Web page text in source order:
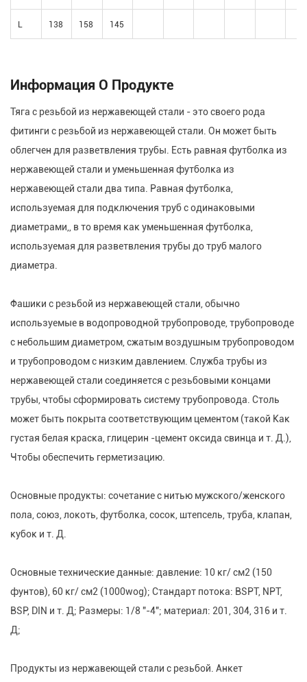
L 138 158 145
Информация О Продукте
Тяга с резьбой из нержавеющей стали - это своего рода
фитинги с резьбой из нержавеющей стали. Он может быть
облегчен для разветвления трубы. Есть равная футболка из
нержавеющей стали и уменьшенная футболка из
нержавеющей стали два типа. Равная футболка,
используемая для подключения труб с одинаковыми
диаметрами,, в то время как уменьшенная футболка,
используемая для разветвления трубы до труб малого
диаметра.
Фашики с резьбой из нержавеющей стали, обычно
используемые в водопроводной трубопроводе, трубопроводе
с небольшим диаметром, сжатым воздушным трубопроводом
и трубопроводом с низким давлением. Служба трубы из
нержавеющей стали соединяется с резьбовыми концами
трубы, чтобы сформировать систему трубопровода. Столь
может быть покрыта соответствующим цементом (такой Как
густая белая краска, глицерин -цемент оксида свинца и т. Д.),
Чтобы обеспечить герметизацию.
Основные продукты: сочетание с нитью мужского/женского
пола, союз, локоть, футболка, сосок, штепсель, труба, клапан,
кубок и т. Д.
Основные технические данные: давление: 10 кг/ см2 (150
фунтов), 60 кг/ см2 (1000wog); Стандарт потока: BSPT, NPT,
BSP, DIN и т. Д; Размеры: 1/8 "-4"; материал: 201, 304, 316 и т.
Д;
Продукты из нержавеющей стали с резьбой. Анкет